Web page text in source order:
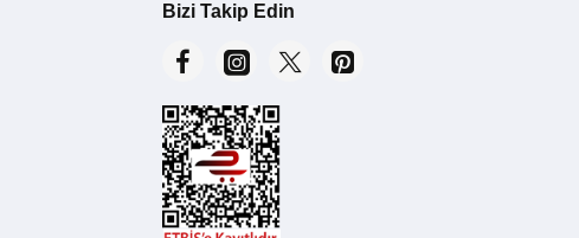
Bizi Takip Edin